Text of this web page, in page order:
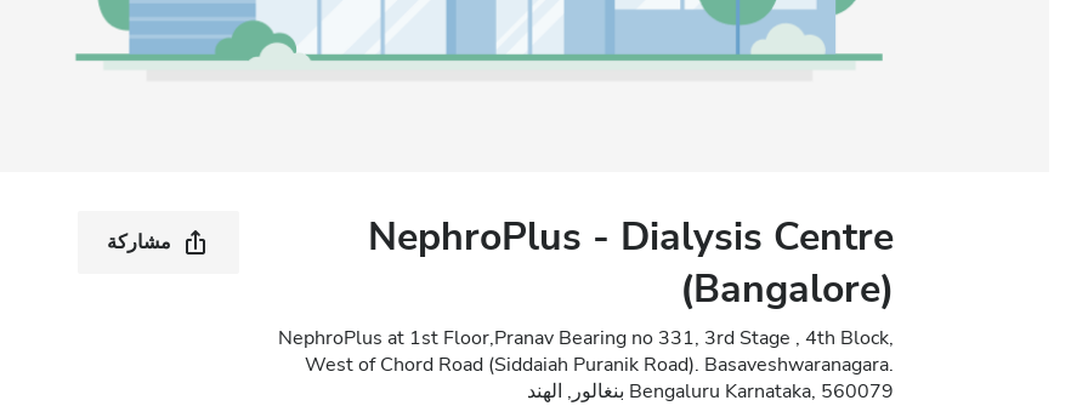
NephroPlus - Dialysis Centre
(Bangalore)
NephroPlus at 1st Floor,Pranav Bearing no 331, 3rd Stage , 4th Block,
West of Chord Road (Siddaiah Puranik Road). Basaveshwaranagara.
Bengaluru Karnataka, 560079 بنغالور, الهند
مشاركة